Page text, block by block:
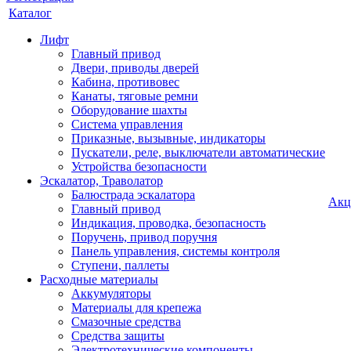
Каталог
Лифт
Главный привод
Двери, приводы дверей
Кабина, противовес
Канаты, тяговые ремни
Оборудование шахты
Система управления
Приказные, вызывные, индикаторы
Пускатели, реле, выключатели автоматические
Устройства безопасности
Эскалатор, Траволатор
Балюстрада эскалатора
Главный привод
Индикация, проводка, безопасность
Поручень, привод поручня
Панель управления, системы контроля
Ступени, паллеты
Расходные материалы
Аккумуляторы
Материалы для крепежа
Смазочные средства
Средства защиты